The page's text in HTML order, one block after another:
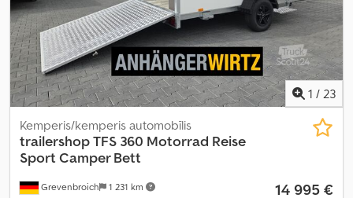
1 / 23
Grevenbroich 1 231 km
Kemperis/kemperis automobīlis
trailershopTFS 360 Motorrad Reise
Sport Camper Bett
14 995 €